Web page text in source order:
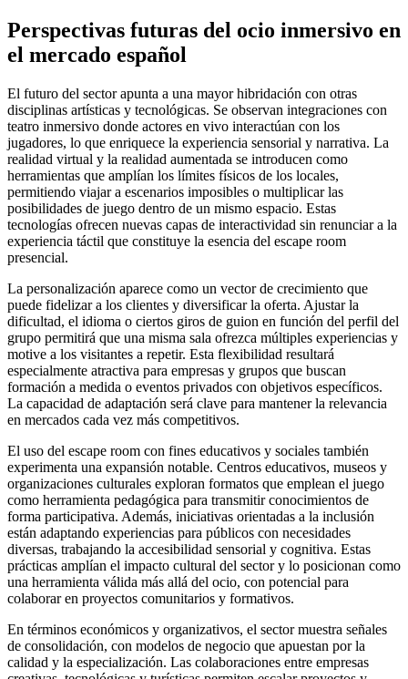
Perspectivas futuras del ocio inmersivo en
el mercado español
El futuro del sector apunta a una mayor hibridación con otras
disciplinas artísticas y tecnológicas. Se observan integraciones con
teatro inmersivo donde actores en vivo interactúan con los
jugadores, lo que enriquece la experiencia sensorial y narrativa. La
realidad virtual y la realidad aumentada se introducen como
herramientas que amplían los límites físicos de los locales,
permitiendo viajar a escenarios imposibles o multiplicar las
posibilidades de juego dentro de un mismo espacio. Estas
tecnologías ofrecen nuevas capas de interactividad sin renunciar a la
experiencia táctil que constituye la esencia del escape room
presencial.
La personalización aparece como un vector de crecimiento que
puede fidelizar a los clientes y diversificar la oferta. Ajustar la
dificultad, el idioma o ciertos giros de guion en función del perfil del
grupo permitirá que una misma sala ofrezca múltiples experiencias y
motive a los visitantes a repetir. Esta flexibilidad resultará
especialmente atractiva para empresas y grupos que buscan
formación a medida o eventos privados con objetivos específicos.
La capacidad de adaptación será clave para mantener la relevancia
en mercados cada vez más competitivos.
El uso del escape room con fines educativos y sociales también
experimenta una expansión notable. Centros educativos, museos y
organizaciones culturales exploran formatos que emplean el juego
como herramienta pedagógica para transmitir conocimientos de
forma participativa. Además, iniciativas orientadas a la inclusión
están adaptando experiencias para públicos con necesidades
diversas, trabajando la accesibilidad sensorial y cognitiva. Estas
prácticas amplían el impacto cultural del sector y lo posicionan como
una herramienta válida más allá del ocio, con potencial para
colaborar en proyectos comunitarios y formativos.
En términos económicos y organizativos, el sector muestra señales
de consolidación, con modelos de negocio que apuestan por la
calidad y la especialización. Las colaboraciones entre empresas